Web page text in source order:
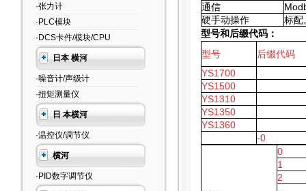
·张力计
·PLC模块
·DCS卡件/模块/CPU
日本 横河
·噪音计/声级计
·扭矩测量仪
日 本横河
·温控仪/调节仪
横河
·PID数字调节仪
通信
硬手动操作
标配
型号和后缀代码：
型号
后缀代码
YS1700
YS1500
YS1310
YS1350
YS1360
-0
0
1
2